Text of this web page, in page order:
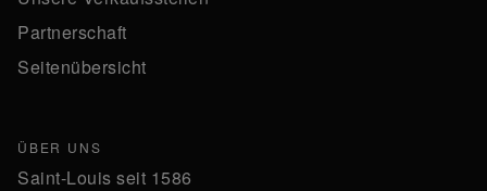
Partnerschaft
Seitenübersicht
ÜBER UNS
Saint-Louis seit 1586